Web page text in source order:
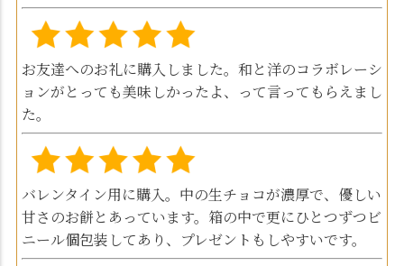
お友達へのお礼に購入しました。和と洋のコラボレーシ
ョンがとっても美味しかったよ、って言ってもらえまし
た。
バレンタイン用に購入。中の生チョコが濃厚で、優しい
甘さのお餅とあっています。箱の中で更にひとつずつビ
ニール個包装してあり、プレゼントもしやすいです。